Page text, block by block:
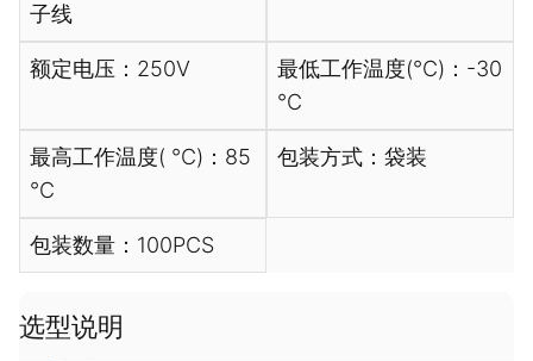
子线
额定电压：250V
最低工作温度(℃)：-30
℃
最高工作温度( ℃)：85
℃
包装方式：袋装
包装数量：100PCS
选型说明